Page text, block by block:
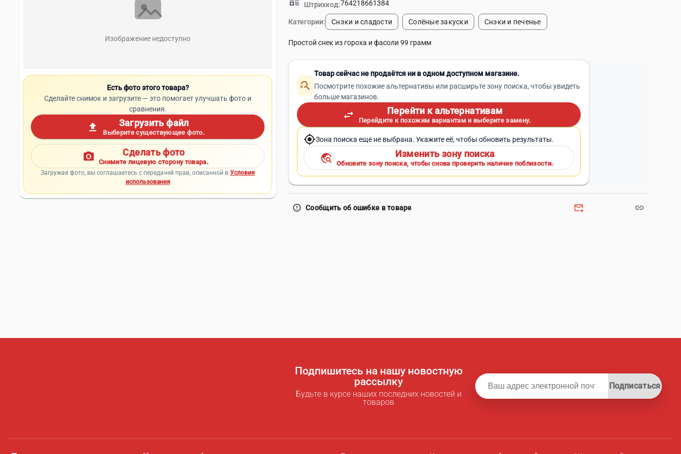
Изображение недоступно
Есть фото этого товара?
Сделайте снимок и загрузите — это помогает улучшать фото и
сравнения.
upload Загрузить файл
Выберите существующее фото.
photo_camera Сделать фото
Снимите лицевую сторону товара.
Загружая фото, вы соглашаетесь с передачей прав, описанной вУсловия
использования
Штрихкод:764218661384
Категории: Снэки и сладости Солёные закуски Снэки и печенье
Простой снек из гороха и фасоли 99 грамм
search_off
Товар сейчас не продаётся ни в одном доступном магазине.
Посмотрите похожие альтернативы или расширьте зону поиска, чтобы увидеть
больше магазинов.
swap_horiz Перейти к альтернативам
Перейдите к похожим вариантам и выберите замену.
my_locationЗона поиска еще не выбрана. Укажите её, чтобы обновить результаты.
travel_explore Изменить зону поиска
Обновите зону поиска, чтобы снова проверить наличие поблизости.
error_outline Сообщить об ошибке в товаре forward_to_inbox link
Подпишитесь на нашу новостную
рассылку
Будьте в курсе наших последних новостей и
товаров
Подписаться